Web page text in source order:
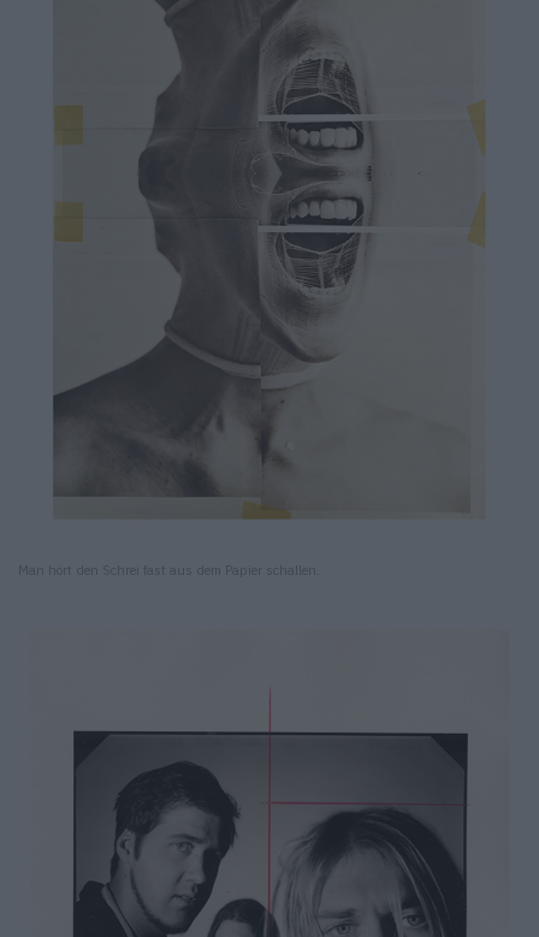
Man hört den Schrei fast aus dem Papier schallen.